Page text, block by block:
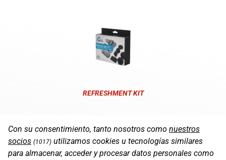
REFRESHMENT KIT
Con su consentimiento, tanto nosotros como nuestros
socios (1017) utilizamos cookies u tecnologías similares
para almacenar, acceder y procesar datos personales como